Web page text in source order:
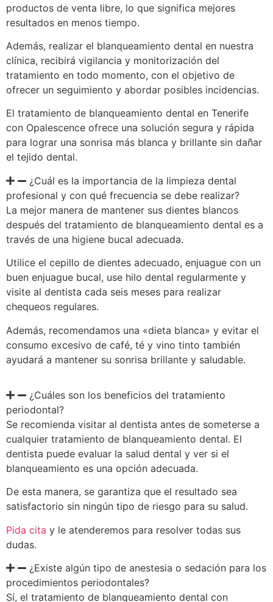
productos de venta libre, lo que significa mejores
resultados en menos tiempo.
Además, realizar el blanqueamiento dental en nuestra
clínica, recibirá vigilancia y monitorización del
tratamiento en todo momento, con el objetivo de
ofrecer un seguimiento y abordar posibles incidencias.
El tratamiento de blanqueamiento dental en Tenerife
con Opalescence ofrece una solución segura y rápida
para lograr una sonrisa más blanca y brillante sin dañar
el tejido dental.
¿Cuál es la importancia de la limpieza dental
profesional y con qué frecuencia se debe realizar?
La mejor manera de mantener sus dientes blancos
después del tratamiento de blanqueamiento dental es a
través de una higiene bucal adecuada.
Utilice el cepillo de dientes adecuado, enjuague con un
buen enjuague bucal, use hilo dental regularmente y
visite al dentista cada seis meses para realizar
chequeos regulares.
Además, recomendamos una «dieta blanca» y evitar el
consumo excesivo de café, té y vino tinto también
ayudará a mantener su sonrisa brillante y saludable.
¿Cuáles son los beneficios del tratamiento
periodontal?
Se recomienda visitar al dentista antes de someterse a
cualquier tratamiento de blanqueamiento dental. El
dentista puede evaluar la salud dental y ver si el
blanqueamiento es una opción adecuada.
De esta manera, se garantiza que el resultado sea
satisfactorio sin ningún tipo de riesgo para su salud.
Pida cita y le atenderemos para resolver todas sus
dudas.
¿Existe algún tipo de anestesia o sedación para los
procedimientos periodontales?
Sí, el tratamiento de blanqueamiento dental con